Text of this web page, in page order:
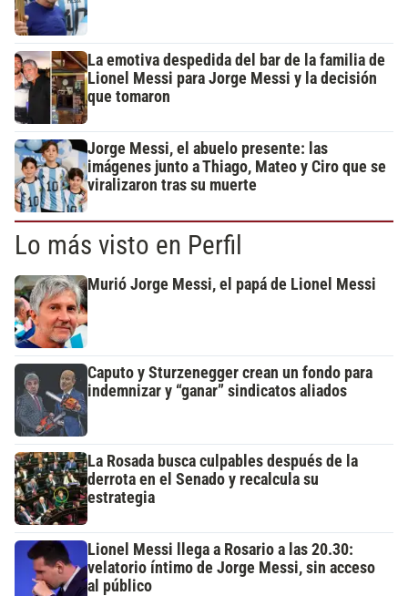
La emotiva despedida del bar de la familia de
Lionel Messi para Jorge Messi y la decisión
que tomaron
Jorge Messi, el abuelo presente: las
imágenes junto a Thiago, Mateo y Ciro que se
viralizaron tras su muerte
Lo más visto en Perfil
Murió Jorge Messi, el papá de Lionel Messi
Caputo y Sturzenegger crean un fondo para
indemnizar y “ganar” sindicatos aliados
La Rosada busca culpables después de la
derrota en el Senado y recalcula su
estrategia
Lionel Messi llega a Rosario a las 20.30:
velatorio íntimo de Jorge Messi, sin acceso
al público